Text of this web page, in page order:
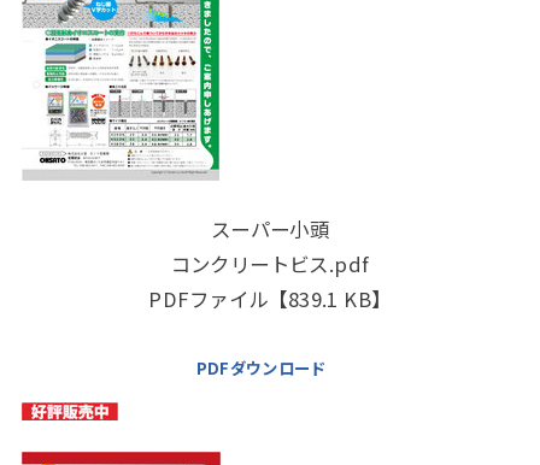
スーパー小頭
コンクリートビス.pdf
PDFファイル【839.1 KB】
PDFダウンロード